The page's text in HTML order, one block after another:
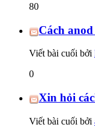
80
Cách
Viết bài cuối bởi
0
Xin hỏi
Viết bài cuối bởi